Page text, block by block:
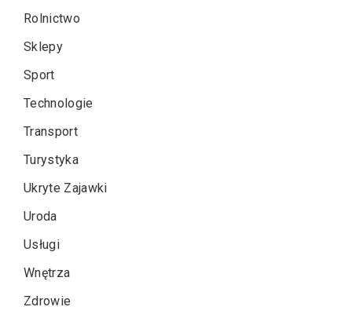
Rolnictwo
Sklepy
Sport
Technologie
Transport
Turystyka
Ukryte Zajawki
Uroda
Usługi
Wnętrza
Zdrowie